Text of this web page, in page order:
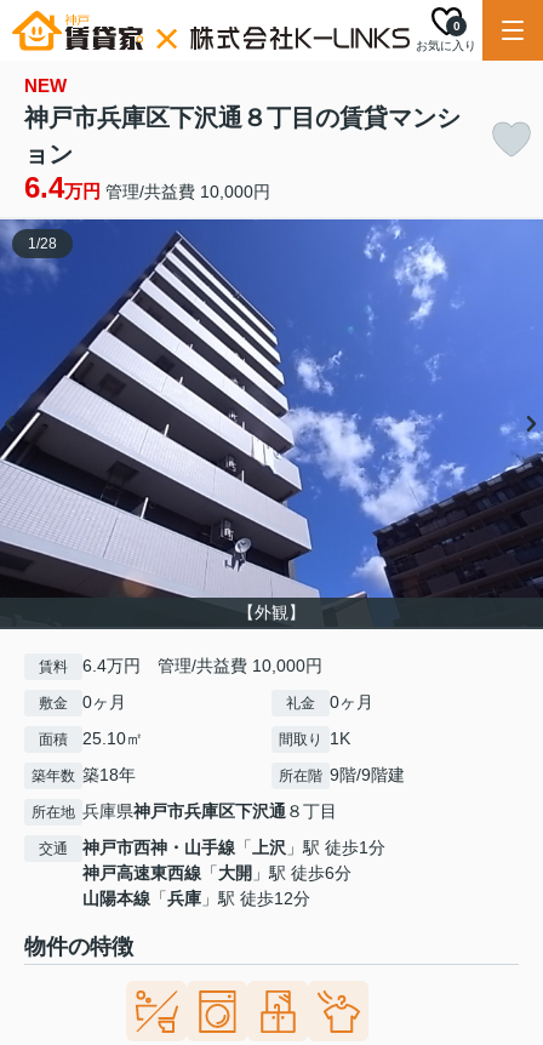
お気に入り
0
NEW
神戸市兵庫区下沢通８丁目の賃貸マンシ
ョン
6.4万円 管理/共益費 10,000円
【外観】
1/28
賃料 6.4万円 管理/共益費 10,000円
敷金 0ヶ月 礼金 0ヶ月
面積 25.10㎡ 間取り 1K
築年数 築18年 所在階 9階/9階建
所在地 兵庫県神戸市兵庫区下沢通８丁目
交通 神戸市西神・山手線 「上沢 」駅 徒歩1分
神戸高速東西線 「大開 」駅 徒歩6分
山陽本線 「兵庫 」駅 徒歩12分
物件の特徴